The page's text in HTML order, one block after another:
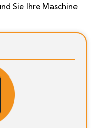
Sie Ihre Maschine